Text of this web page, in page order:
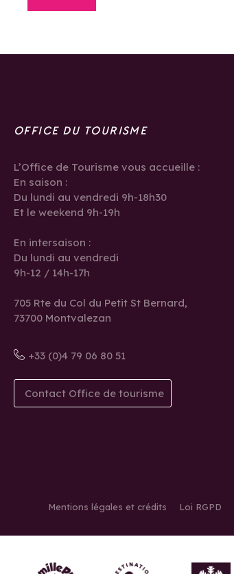
OFFICE DU TOURISME
L’Office de Tourisme vous accueille :
En saison :
Du lundi au vendredi 9h-18h30
Et le weekend 9h-19h
En intersaison :
Du lundi au vendredi
9h-12 / 14h-17h
705 Rte du Col du Petit St Bernard,
73700 Montvalezan
+33 (0)4 79 06 80 51
Contact Office de tourisme
Mentions légales et crédits Loi RGPD